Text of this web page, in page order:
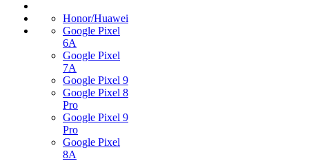
Honor/Huawei
Google Pixel
6A
Google Pixel
7А
Google Pixel 9
Google Pixel 8
Pro
Google Pixel 9
Pro
Google Pixel
8A